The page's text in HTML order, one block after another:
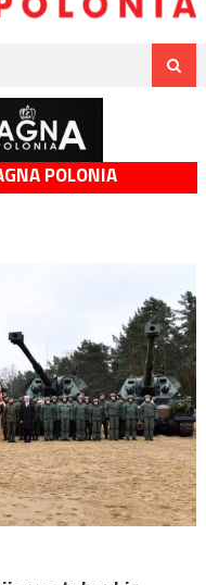
POLONIA